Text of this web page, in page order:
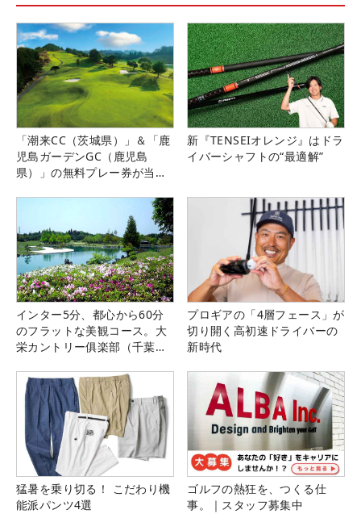
「潮来CC（茨城県）」＆「鹿
児島ガーデンGC（鹿児島
県）」の無料プレー券が当た
新『TENSEIオレンジ』はドラ
イバーシャフトの“最適解”
インター5分、都心から60分
のフラットな美観コース。大
栄カントリー俱楽部（千葉
プロギアの「4層フェース」が
切り開く高初速ドライバーの
新時代
猛暑を乗り切る！ こだわり機
能派パンツ4選
ゴルフの熱狂を、つくる仕
事。｜スタッフ募集中